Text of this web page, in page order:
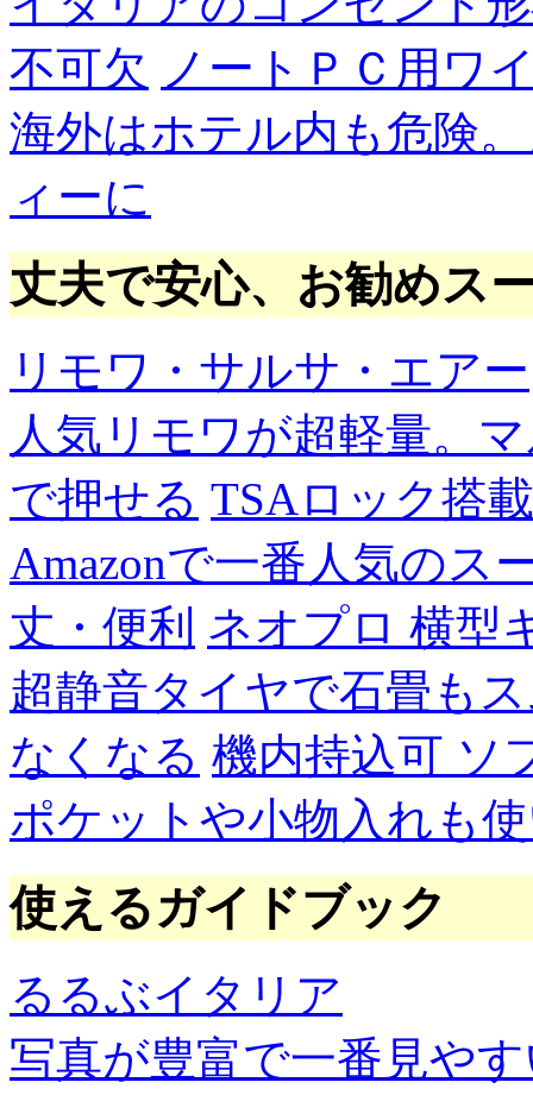
不可欠 ノートＰＣ用ワ
海外はホテル内も危険
ィーに
丈夫で安心、お勧めス
リモワ・サルサ・エアー
人気リモワが超軽量。
で押せる TSAロック搭
Amazonで一番人気のス
丈・便利 ネオプロ 横型
超静音タイヤで石畳も
なくなる 機内持込可 ソ
ポケットや小物入れも
使えるガイドブック
るるぶイタリア
写真が豊富で一番見や